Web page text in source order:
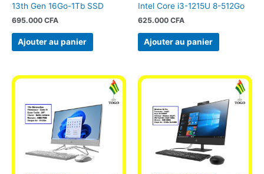
13th Gen 16Go-1Tb SSD
695.000 CFA
Ajouter au panier
Intel Core i3-1215U 8-512Go
625.000 CFA
Ajouter au panier